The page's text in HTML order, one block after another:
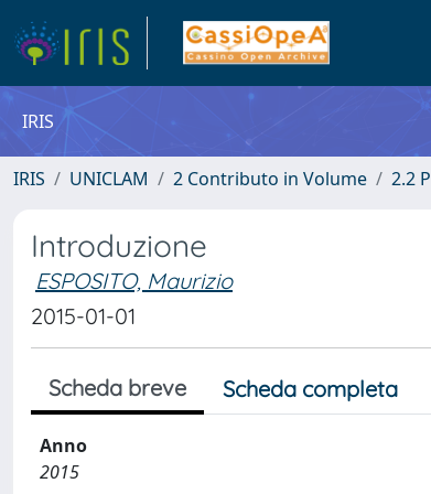
IRIS
IRIS UNICLAM 2 Contributo in Volume 2.2
Introduzione
ESPOSITO, Maurizio
2015-01-01
Scheda breve Scheda completa
Anno
2015